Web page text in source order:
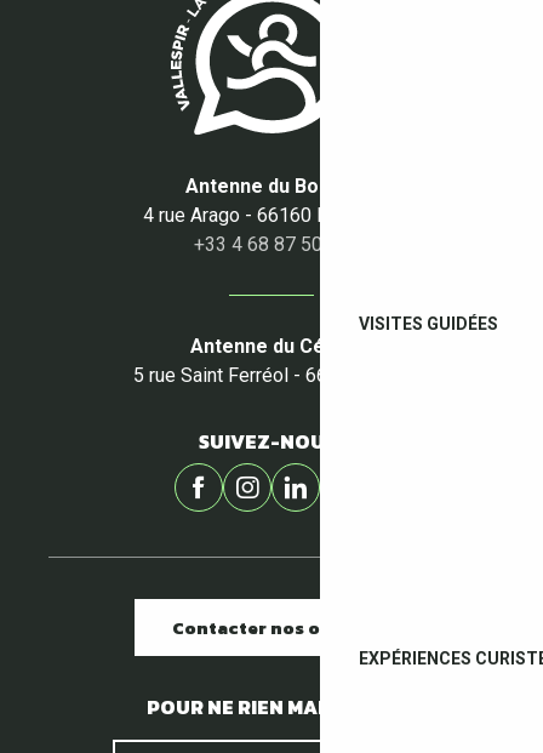
VISITES GUIDÉES
EXPÉRIENCES
Antenne du Boulou
4 rue Arago - 66160 Le Boulou
+33 4 68 87 50 95
Antenne du Céret
5 rue Saint Ferréol - 66400 Céret
SUIVEZ-NOUS !
Contacter nos offices
POUR NE RIEN MANQUER !